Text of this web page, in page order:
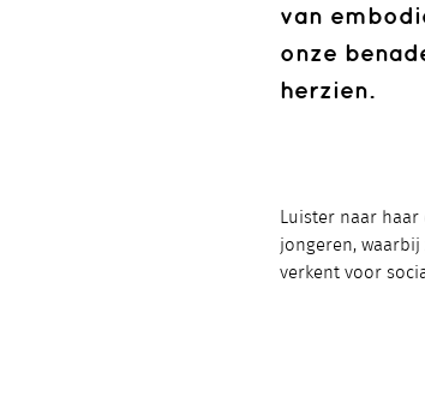
van
onze
herzien.
Luister naar
jongeren,
verkent voor